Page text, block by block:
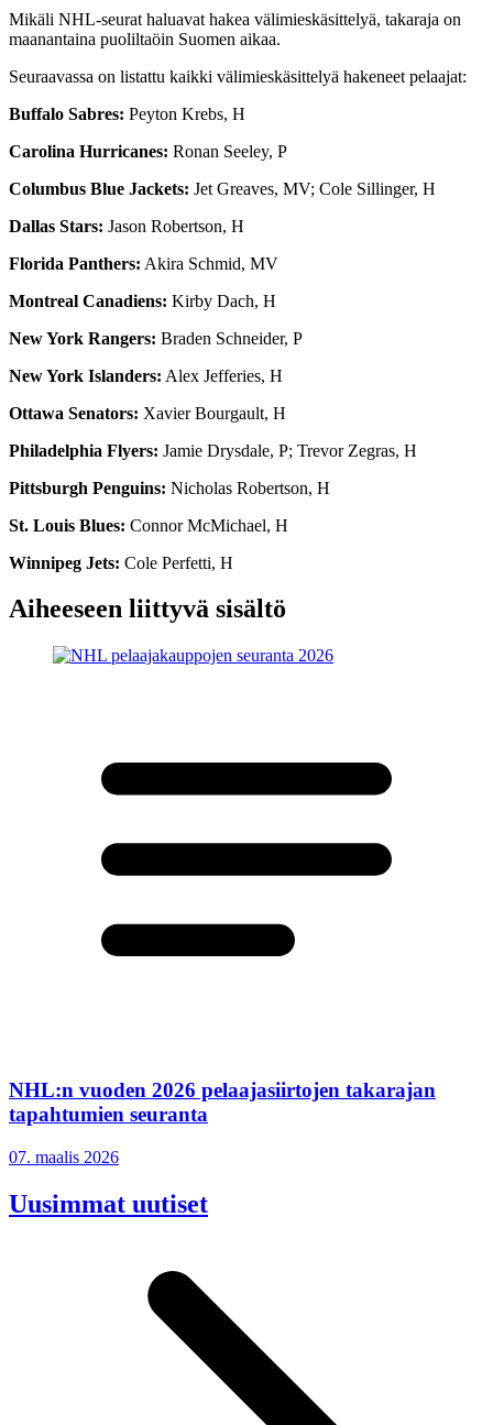
Mikäli NHL-seurat haluavat hakea välimieskäsittelyä, takaraja on
maanantaina puoliltaöin Suomen aikaa.
Seuraavassa on listattu kaikki välimieskäsittelyä hakeneet pelaajat:
Buffalo Sabres: Peyton Krebs, H
Carolina Hurricanes: Ronan Seeley, P
Columbus Blue Jackets: Jet Greaves, MV; Cole Sillinger, H
Dallas Stars: Jason Robertson, H
Florida Panthers: Akira Schmid, MV
Montreal Canadiens: Kirby Dach, H
New York Rangers: Braden Schneider, P
New York Islanders: Alex Jefferies, H
Ottawa Senators: Xavier Bourgault, H
Philadelphia Flyers: Jamie Drysdale, P; Trevor Zegras, H
Pittsburgh Penguins: Nicholas Robertson, H
St. Louis Blues: Connor McMichael, H
Winnipeg Jets: Cole Perfetti, H
Aiheeseen liittyvä sisältö
NHL:n vuoden 2026 pelaajasiirtojen takarajan
tapahtumien seuranta
07. maalis 2026
Uusimmat uutiset